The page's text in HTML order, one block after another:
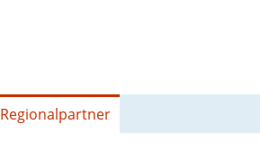
Regionalpartner